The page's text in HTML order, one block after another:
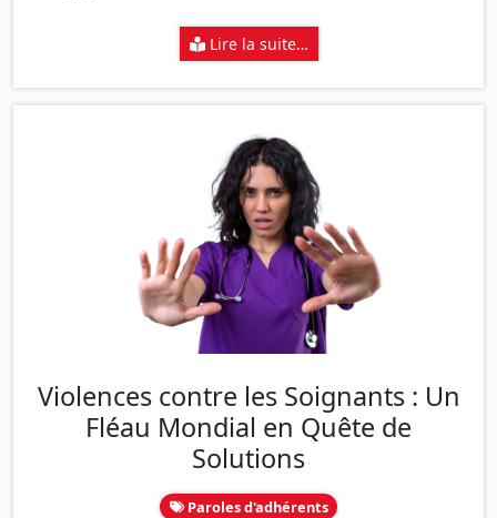
Lire la suite…
Violences contre les Soignants : Un
Fléau Mondial en Quête de
Solutions
Paroles d'adhérents